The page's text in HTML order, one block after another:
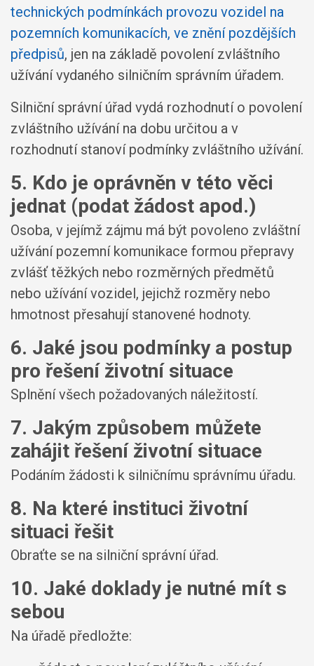
technických podmínkách provozu vozidel na
pozemních komunikacích, ve znění pozdějších
předpisů, jen na základě povolení zvláštního
užívání vydaného silničním správním úřadem.
Silniční správní úřad vydá rozhodnutí o povolení
zvláštního užívání na dobu určitou a v
rozhodnutí stanoví podmínky zvláštního užívání.
5. Kdo je oprávněn v této věci
jednat (podat žádost apod.)
Osoba, v jejímž zájmu má být povoleno zvláštní
užívání pozemní komunikace formou přepravy
zvlášť těžkých nebo rozměrných předmětů
nebo užívání vozidel, jejichž rozměry nebo
hmotnost přesahují stanovené hodnoty.
6. Jaké jsou podmínky a postup
pro řešení životní situace
Splnění všech požadovaných náležitostí.
7. Jakým způsobem můžete
zahájit řešení životní situace
Podáním žádosti k silničnímu správnímu úřadu.
8. Na které instituci životní
situaci řešit
Obraťte se na silniční správní úřad.
10. Jaké doklady je nutné mít s
sebou
Na úřadě předložte: